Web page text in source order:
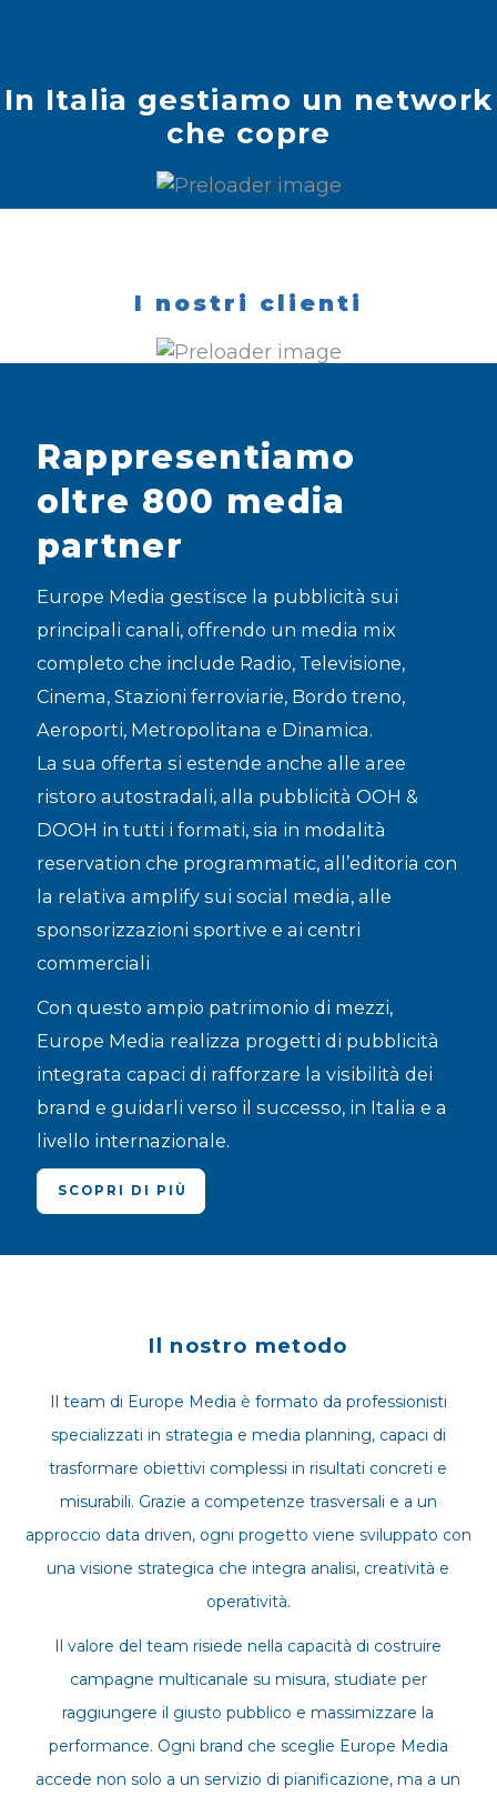
In Italia gestiamo un network
che copre
I nostri clienti
Rappresentiamo
oltre 800 media
partner
Europe Media gestisce la pubblicità sui
principali canali, offrendo un media mix
completo che include Radio, Televisione,
Cinema, Stazioni ferroviarie, Bordo treno,
Aeroporti, Metropolitana e Dinamica.
La sua offerta si estende anche alle aree
ristoro autostradali,alla pubblicità OOH &
DOOH in tutti i formati, sia in modalità
reservation che programmatic, all’editoria con
la relativa amplify sui social media, alle
sponsorizzazioni sportive e ai centri
commerciali.
Con questo ampio patrimonio di mezzi,
Europe Media realizza progetti di pubblicità
integrata capaci di rafforzare la visibilità dei
brand e guidarli verso il successo, in Italia e a
livello internazionale.
SCOPRI DI PIÙ
Il nostro metodo
Il team di Europe Media è formato da professionisti
specializzati in strategia e media planning, capaci di
trasformare obiettivi complessi in risultati concreti e
misurabili. Grazie a competenze trasversali e a un
approccio data driven, ogni progetto viene sviluppato con
una visione strategica che integra analisi, creatività e
operatività.
Il valore del team risiede nella capacità di costruire
campagne multicanale su misura, studiate per
raggiungere il giusto pubblico e massimizzare la
performance. Ogni brand che sceglie Europe Media
accede non solo a un servizio di pianificazione, ma a un